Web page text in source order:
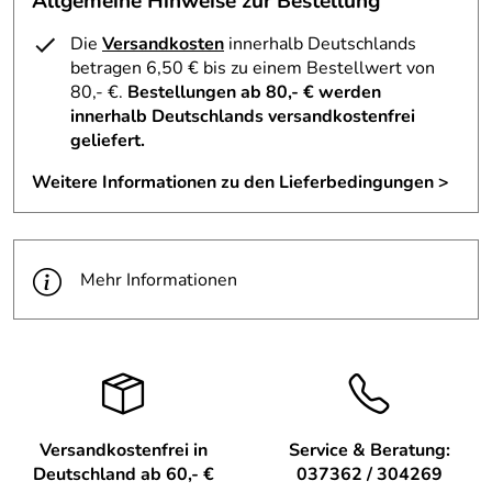
Lackierung: Farben auf Wasserbasis, lösungsmittelfrei
Ausstattung: Metallclip zur einfachen Befestigung
Design: Liebevolle Holzkunst mit niedlicher
Nixengestaltung
Gewicht: Leicht für die Alltagstauglichkeit
Die Versandkosten innerhalb Deutschlands
betragen 6,50 € bis zu einem Bestellwert von
80,- €. Bestellungen ab 80,- € werden
innerhalb Deutschlands versandkostenfrei
geliefert.
Weitere Informationen zu den Lieferbedingungen >
Mehr Informationen
Versandkostenfrei in
Deutschland ab 60,- €
Service & Beratung:
037362 / 304269